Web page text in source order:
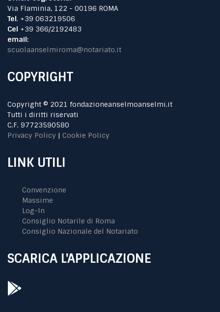
Via Flaminia, 122 - 00196 ROMA
Tel. +39 063219506
Cel +39 366/2192483
email:
scuolaanselmiroma@notariato.it
COPYRIGHT
Copyright © 2021 fondazioneanselmoanselmi.it
Tutti i diritti riservati
C.F. 97723590580
Privacy Policy | Cookie Policy
LINK UTILI
Convenzione
Massime
Log-In
Consiglio Notarile di Roma
Consiglio Nazionale del Notariato
SCARICA L'APPLICAZIONE